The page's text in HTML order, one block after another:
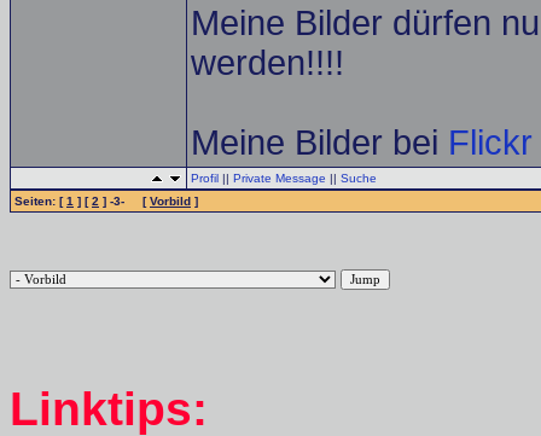
Meine Bilder dürfen
werden!!!!
Meine Bilder bei Flickr
Profil || Private Message || Suche
Seiten: [1 ] [2 ] -3- [Vorbild ]
Linktips: